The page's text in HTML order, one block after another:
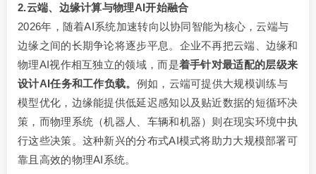
2.云端、边缘计算与物理AI开始融合
2026年，随着AI系统加速转向以协同智能为核心，云端与
边缘之间的长期争论将逐步平息。企业不再把云端、边缘和
物理AI视作相互独立的领域，而是着手针对最适配的层级来
设计AI任务和工作负载。 例如，云端可提供大规模训练与
模型优化，边缘能提供低延迟感知以及贴近数据的短循环决
策，而物理系统（机器人、车辆和机器）则在现实环境中执
行这些决策。这种新兴的分布式AI模式将助力大规模部署可
靠且高效的物理AI系统。